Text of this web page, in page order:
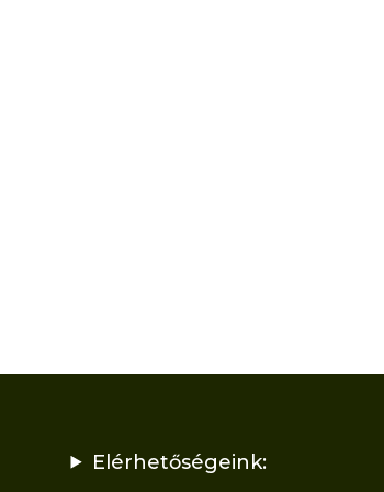
Elérhetőségeink: